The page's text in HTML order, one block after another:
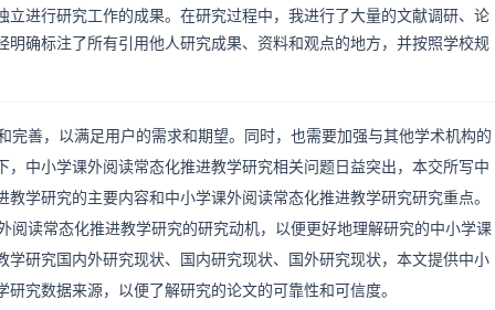
进行研究工作的成果。在研究过程中，我进行了大量的文献调研、论
确标注了所有引用他人研究成果、资料和观点的地方，并按照学校规
善，以满足用户的需求和期望。同时，也需要加强与其他学术机构的
中小学课外阅读常态化推进教学研究相关问题日益突出，本交所写中
学研究的主要内容和中小学课外阅读常态化推进教学研究研究重点。
读常态化推进教学研究的研究动机，以便更好地理解研究的中小学课
研究国内外研究现状、国内研究现状、国外研究现状，本文提供中小
究数据来源，以便了解研究的论文的可靠性和可信度。